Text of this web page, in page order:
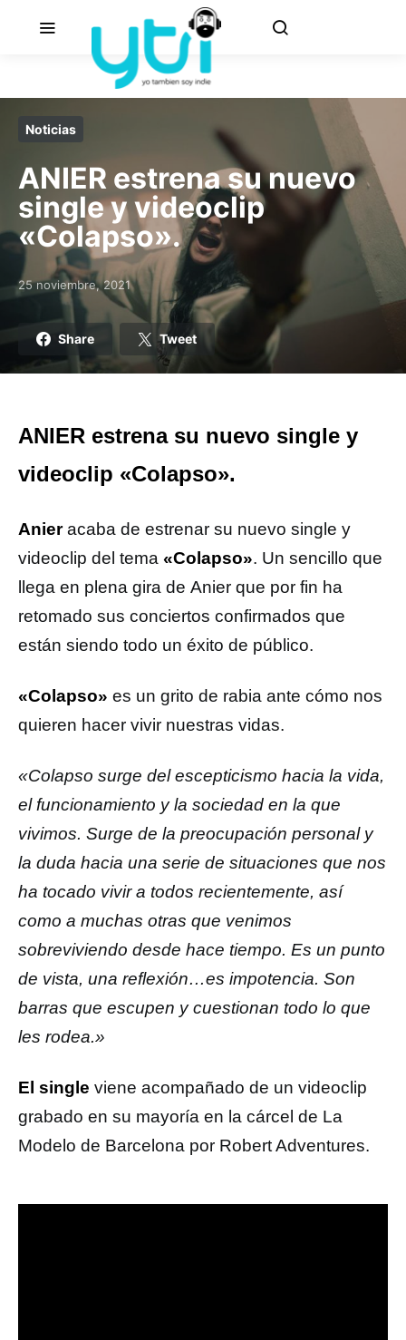
Noticias
ANIER estrena su nuevo
single y videoclip
«Colapso».
Posted on
25 noviembre, 2021
Share Tweet
ANIER estrena su nuevo single y
videoclip «Colapso».
Anieracaba de estrenar su nuevo single y
videoclip del tema «Colapso». Un sencillo que
llega en plena gira de Anier que por fin ha
retomado sus conciertos confirmados que
están siendo todo un éxito de público.
«Colapso» es un grito de rabia ante cómo nos
quieren hacer vivir nuestras vidas.
«Colapso surge del escepticismo hacia la vida,
el funcionamiento y la sociedad en la que
vivimos. Surge de la preocupación personal y
la duda hacia una serie de situaciones que nos
ha tocado vivir a todos recientemente, así
como a muchas otras que venimos
sobreviviendo desde hace tiempo. Es un punto
de vista, una reflexión…es impotencia. Son
barras que escupen y cuestionan todo lo que
les rodea.»
El single viene acompañado de un videoclip
grabado en su mayoría en la cárcel de La
Modelo de Barcelona por Robert Adventures.